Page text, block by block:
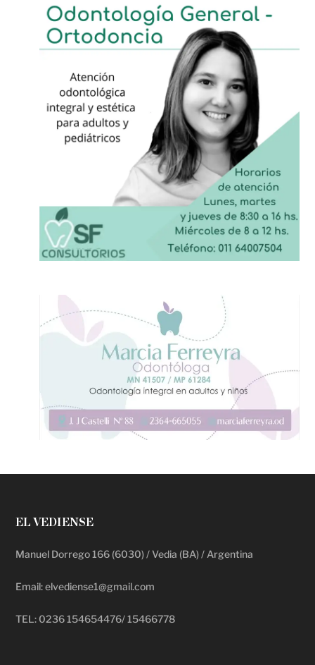
EL VEDIENSE
Manuel Dorrego 166 (6030) / Vedia (BA) / Argentina
Email: elvediense1@gmail.com
TEL: 0236 154654476/ 15466778